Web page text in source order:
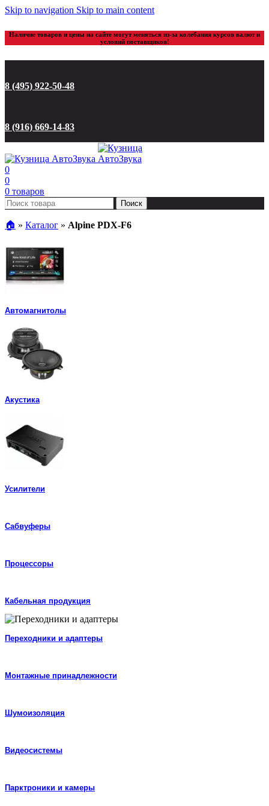
Skip to navigation Skip to main content
Наличие товаров и цены на сайте могут меняться из-за колебания курсов валют и
условий поставщиков!
8 (495) 922-50-48
8 (916) 669-14-83
0
0
0 товаров
Поиск
🏠︎ » Каталог » Alpine PDX-F6
Автомагнитолы
Акустика
Усилители
Сабвуферы
Процессоры
Кабельная продукция
Переходники и адаптеры
Монтажные принадлежности
Шумоизоляция
Видеосистемы
Парктроники и камеры